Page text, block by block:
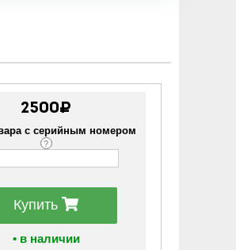
2500₽
с серийным номером
?
Купить
• в наличии